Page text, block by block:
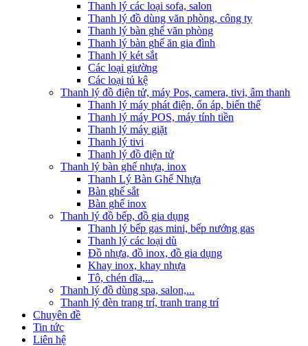
Thanh lý các loại sofa, salon
Thanh lý đồ dùng văn phòng, công ty
Thanh lý bàn ghế văn phòng
Thanh lý bàn ghế ăn gia đình
Thanh lý két sắt
Các loại giường
Các loại tủ kệ
Thanh lý đồ điện tử, máy Pos, camera, tivi, âm thanh
Thanh lý máy phát điện, ổn áp, biến thế
Thanh lý máy POS, máy tính tiền
Thanh lý máy giặt
Thanh lý tivi
Thanh lý đồ điện tử
Thanh lý bàn ghế nhựa, inox
Thanh Lý Bàn Ghế Nhựa
Bàn ghế sắt
Bàn ghế inox
Thanh lý đồ bếp, đồ gia dụng
Thanh lý bếp gas mini, bếp nướng gas
Thanh lý các loại dù
Đồ nhựa, đồ inox, đồ gia dụng
Khay inox, khay nhựa
Tô, chén dĩa,...
Thanh lý đồ dùng spa, salon,...
Thanh lý đèn trang trí, tranh trang trí
Chuyên đề
Tin tức
Liên hệ